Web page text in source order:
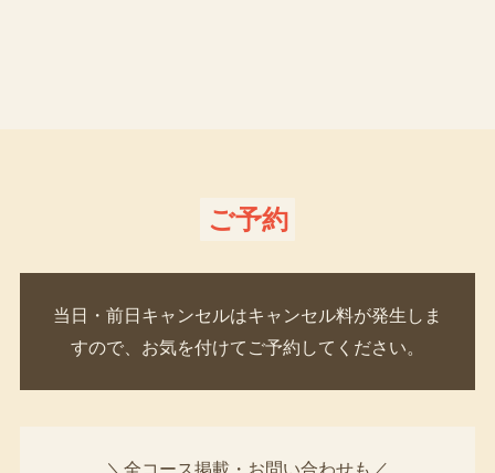
ご予約
当日・前日キャンセルはキャンセル料が発生しま
すので、お気を付けてご予約してください。
＼全コース掲載・お問い合わせも／